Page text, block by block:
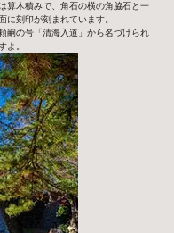
算木積みで、角石の横の角脇石と一
に刻印が刻まれています。
嗣の号「清海入道」から名づけられ
よ。